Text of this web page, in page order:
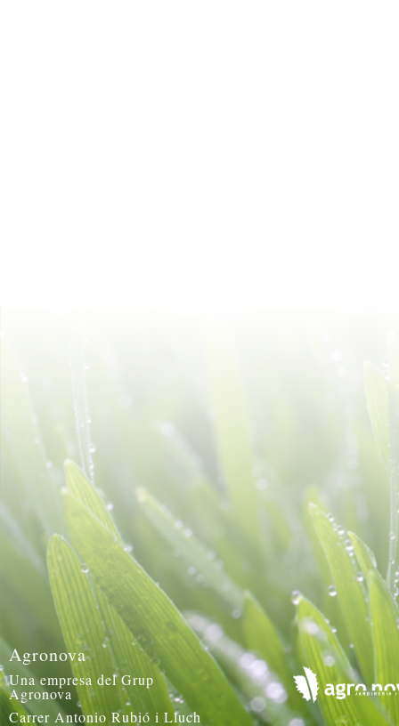
Agronova
Una empresa del Grup
Agronova
Carrer Antonio Rubió i Lluch